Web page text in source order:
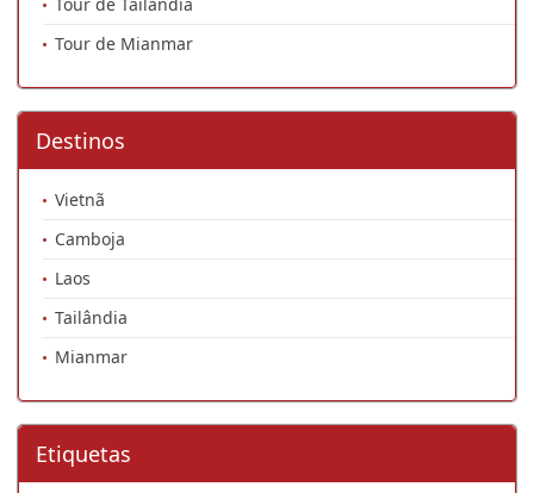
Tour de Mianmar
Destinos
Vietnã
Camboja
Laos
Tailândia
Mianmar
Etiquetas